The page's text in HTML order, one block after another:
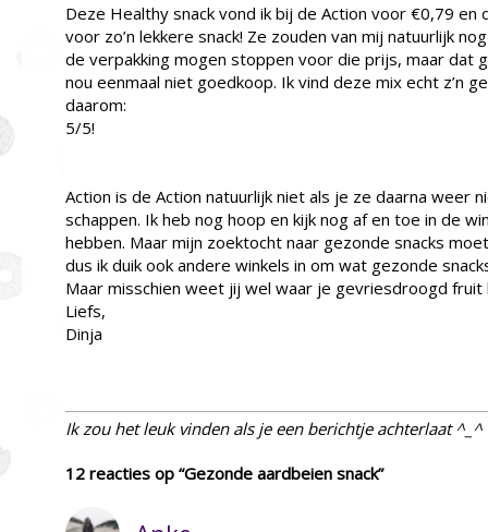
Deze Healthy snack vond ik bij de Action voor €0,79 en
voor zo’n lekkere snack! Ze zouden van mij natuurlijk
de verpakking mogen stoppen voor die prijs, maar dat
nou eenmaal niet goedkoop. Ik vind deze mix echt z’n
daarom:
5/5!
Action is de Action natuurlijk niet als je ze daarna weer
schappen. Ik heb nog hoop en kijk nog af en toe in de
hebben. Maar mijn zoektocht naar gezonde snacks
dus ik duik ook andere winkels in om wat gezonde
Maar misschien weet jij wel waar je gevriesdroogd fruit
Liefs,
Dinja
Ik zou het leuk vinden als je een berichtje achterlaat ^_^
12 reacties op “Gezonde aardbeien snack”